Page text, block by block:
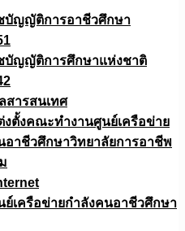
บัญญัติการอาชีวศึกษา
บัญญัติการศึกษาแห่งชาติ
สารสนเทศ
งตั้งคณะทำงานศูนย์เครือข่าย
อาชีวศึกษาวิทยาลัยการอาชีพ
ย์เครือข่ายกำลังคนอาชีวศึกษา